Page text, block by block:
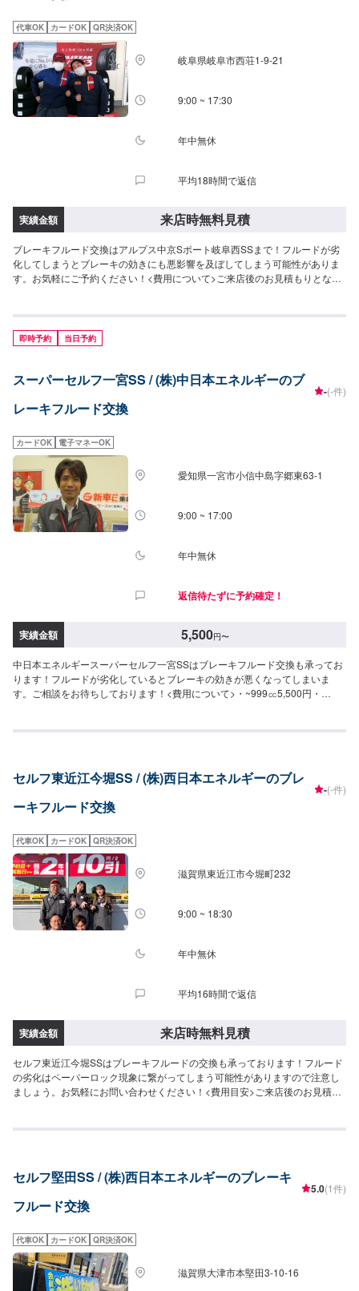
代車OK カードOK QR決済OK
岐阜県岐阜市西荘1-9-21
9:00 ~ 17:30
年中無休
平均18時間で返信
実績金額 来店時無料見積
ブレーキフルード交換はアルプス中京Sポート岐阜西SSまで！フルードが劣
化してしまうとブレーキの効きにも悪影響を及ぼしてしまう可能性がありま
す。お気軽にご予約ください！<費用について>ご来店後のお見積もりとなり
即時予約 当日予約
スーパーセルフ一宮SS / (株)中日本エネルギーのブ
レーキフルード交換
-(-件)
カードOK 電子マネーOK
愛知県一宮市小信中島字郷東63-1
9:00 ~ 17:00
年中無休
返信待たずに予約確定！
実績金額 5,500円〜
中日本エネルギースーパーセルフ一宮SSはブレーキフルード交換も承ってお
ります！フルードが劣化しているとブレーキの効きが悪くなってしまいま
す。ご相談をお待ちしております！<費用について>・~999㏄5,500円・
セルフ東近江今堀SS / (株)西日本エネルギーのブレ
ーキフルード交換
-(-件)
代車OK カードOK QR決済OK
滋賀県東近江市今堀町232
9:00 ~ 18:30
年中無休
平均16時間で返信
実績金額 来店時無料見積
セルフ東近江今堀SSはブレーキフルードの交換も承っております！フルード
の劣化はペーパーロック現象に繋がってしまう可能性がありますので注意し
ましょう。お気軽にお問い合わせください！<費用目安>ご来店後のお見積も
セルフ堅田SS / (株)西日本エネルギーのブレーキ
フルード交換
5.0(1件)
代車OK カードOK QR決済OK
滋賀県大津市本堅田3-10-16